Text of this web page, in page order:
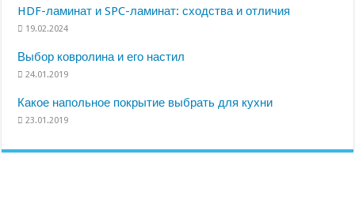
HDF-ламинат и SPC-ламинат: сходства и отличия
19.02.2024
Выбор ковролина и его настил
24.01.2019
Какое напольное покрытие выбрать для кухни
23.01.2019